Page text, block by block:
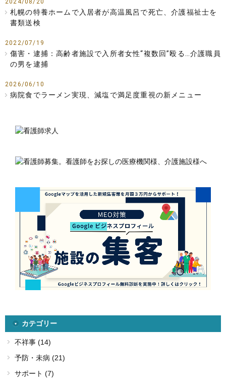
2024/08/20
札幌の特養ホームで入居者が高温風呂で死亡、介護福祉士を
書類送検
2022/07/19
傷害・逮捕：高齢者施設で入所者女性“複数回”殴る…介護職員
の男を逮捕
2026/06/10
病院食でラーメン実現、減塩で満足度重視の新メニュー
カテゴリー
不祥事 (14)
予防・未病 (21)
サポート (7)